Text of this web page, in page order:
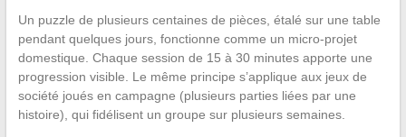
Un puzzle de plusieurs centaines de pièces, étalé sur une table
pendant quelques jours, fonctionne comme un micro-projet
domestique. Chaque session de 15 à 30 minutes apporte une
progression visible. Le même principe s’applique aux jeux de
société joués en campagne (plusieurs parties liées par une
histoire), qui fidélisent un groupe sur plusieurs semaines.